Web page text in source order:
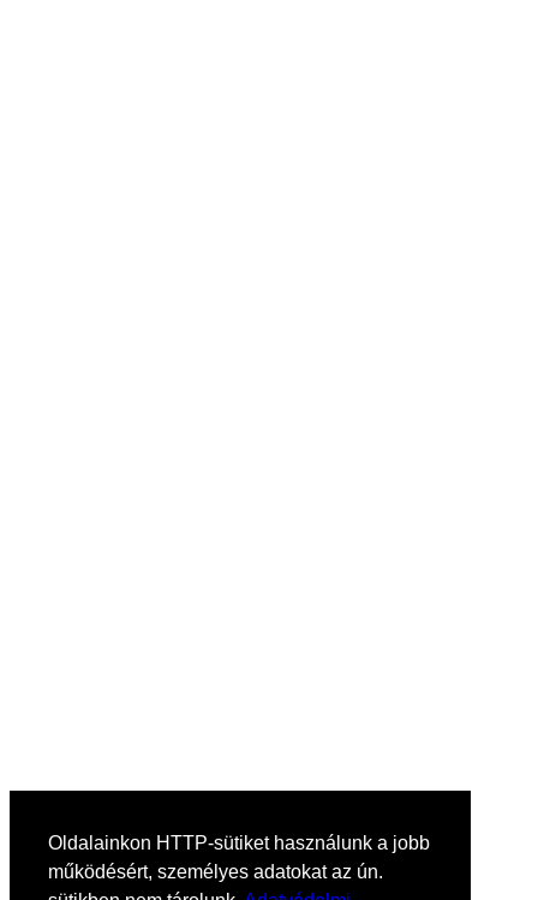
Oldalainkon HTTP-sütiket használunk a jobb
működésért, személyes adatokat az ún.